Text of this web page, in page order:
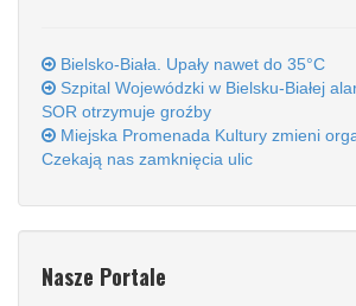
Bielsko-Biała. Upały nawet do 35°C
Szpital Wojewódzki w Bielsku-Białej
SOR otrzymuje groźby
Miejska Promenada Kultury zmieni
Czekają nas zamknięcia ulic
Nasze Portale